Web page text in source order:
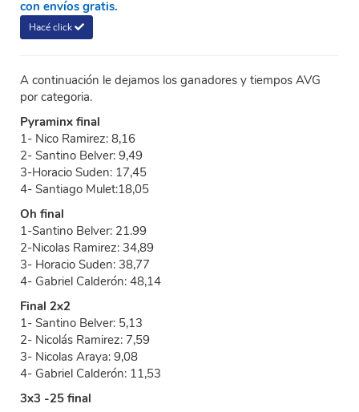
con envíos gratis.
Hacé click
A continuación le dejamos los ganadores y tiempos AVG
por categoria.
Pyraminx final
1- Nico Ramirez: 8,16
2- Santino Belver: 9,49
3-Horacio Suden: 17,45
4- Santiago Mulet:18,05
Oh final
1-Santino Belver: 21.99
2-Nicolas Ramirez: 34,89
3- Horacio Suden: 38,77
4- Gabriel Calderón: 48,14
Final 2x2
1- Santino Belver: 5,13
2- Nicolás Rami­rez: 7,59
3- Nicolas Araya: 9,08
4- Gabriel Calderón: 11,53
3x3 -25 final